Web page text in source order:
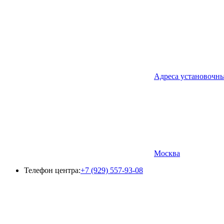
Адреса
Москва
Телефон центра:+7 (929) 557-93-08